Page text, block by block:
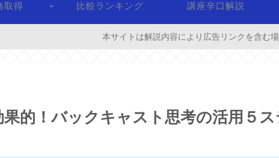
取得 比較ランキング 講座辛口解説
本サイトは解説内容により広告リンクを含む
的！バックキャスト思考の活用５ス